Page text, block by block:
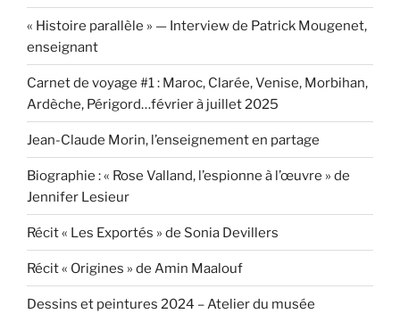
« Histoire parallèle » — Interview de Patrick Mougenet,
enseignant
Carnet de voyage #1 : Maroc, Clarée, Venise, Morbihan,
Ardèche, Périgord…février à juillet 2025
Jean-Claude Morin, l’enseignement en partage
Biographie : « Rose Valland, l’espionne à l’œuvre » de
Jennifer Lesieur
Récit « Les Exportés » de Sonia Devillers
Récit « Origines » de Amin Maalouf
Dessins et peintures 2024 – Atelier du musée